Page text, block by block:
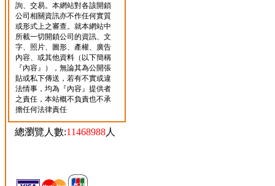
詢、交易。本網站對各該開鎖
公司相關資訊亦不作任何實質
或形式上之審查。就本網站中
所載一切開鎖公司的資訊、文
字、照片、圖形、產權、廣告
內容、或其他資料（以下簡稱
『內容』），無論其為公開張
貼或私下傳送，若有不實或違
法情事，均為『內容』提供者
之責任，本站概不負責也不承
擔任何法律責任
總瀏覽人數:11468988人